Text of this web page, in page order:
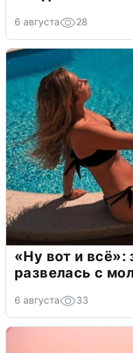
6 августа 28
«Ну вот и
развелась с
6 августа 33